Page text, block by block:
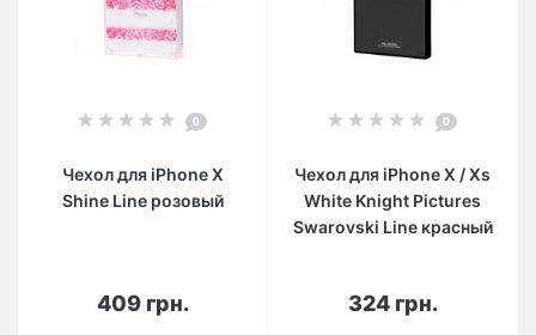
0
Чехол для iPhone X
Shine Line розовый
409 грн.
0
Чехол для iPhone X / Xs
White Knight Pictures
Swarovski Line красный
324 грн.